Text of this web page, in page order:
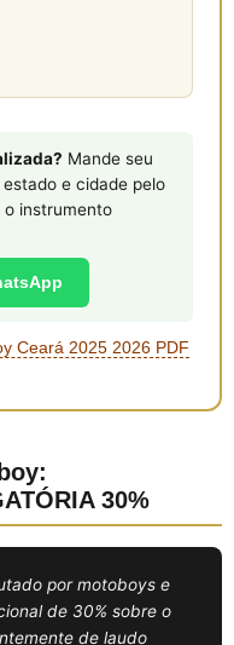
Mande seu
e cidade pelo
instrumento
Ceará 2025 2026 PDF
30%
por motoboys e
de 30% sobre o
de laudo